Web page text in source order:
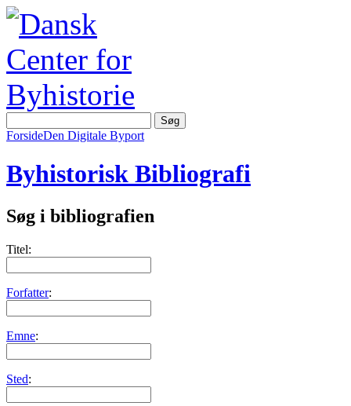
ForsideDen Digitale Byport
Byhistorisk Bibliografi
Søg i bibliografien
Titel:
Forfatter:
Emne:
Sted: